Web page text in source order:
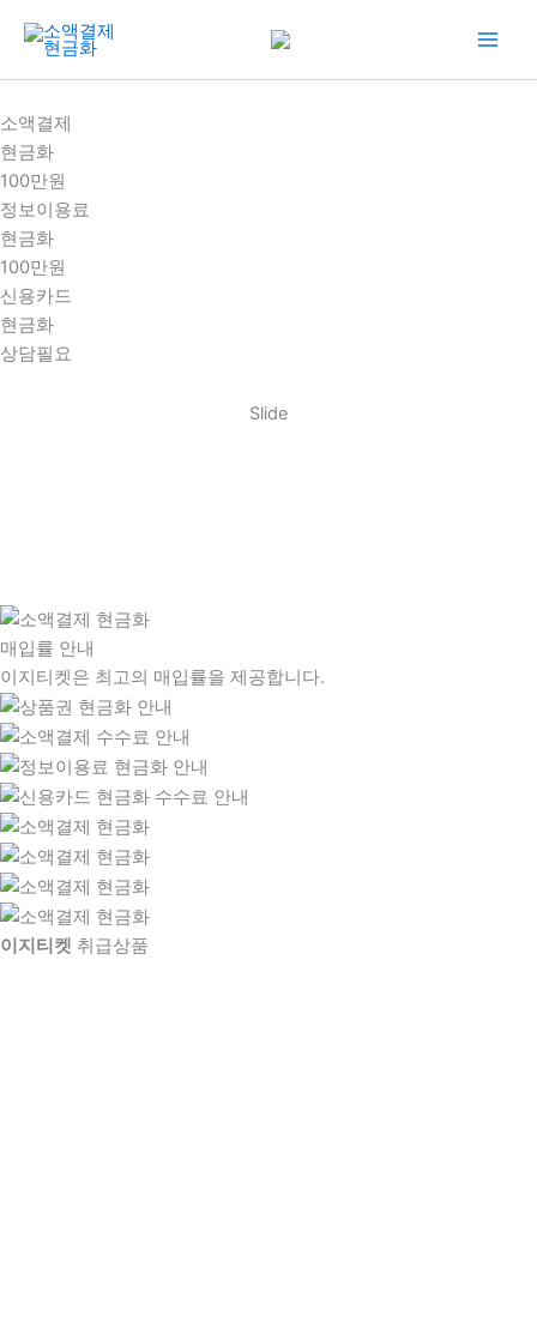
건
너
뛰
기
소액결제
현금화
100만원
정보이용료
현금화
100만원
신용카드
현금화
상담필요
Slide
매입률 안내
이지티켓은 최고의 매입률을 제공합니다.
이지티켓 취급상품